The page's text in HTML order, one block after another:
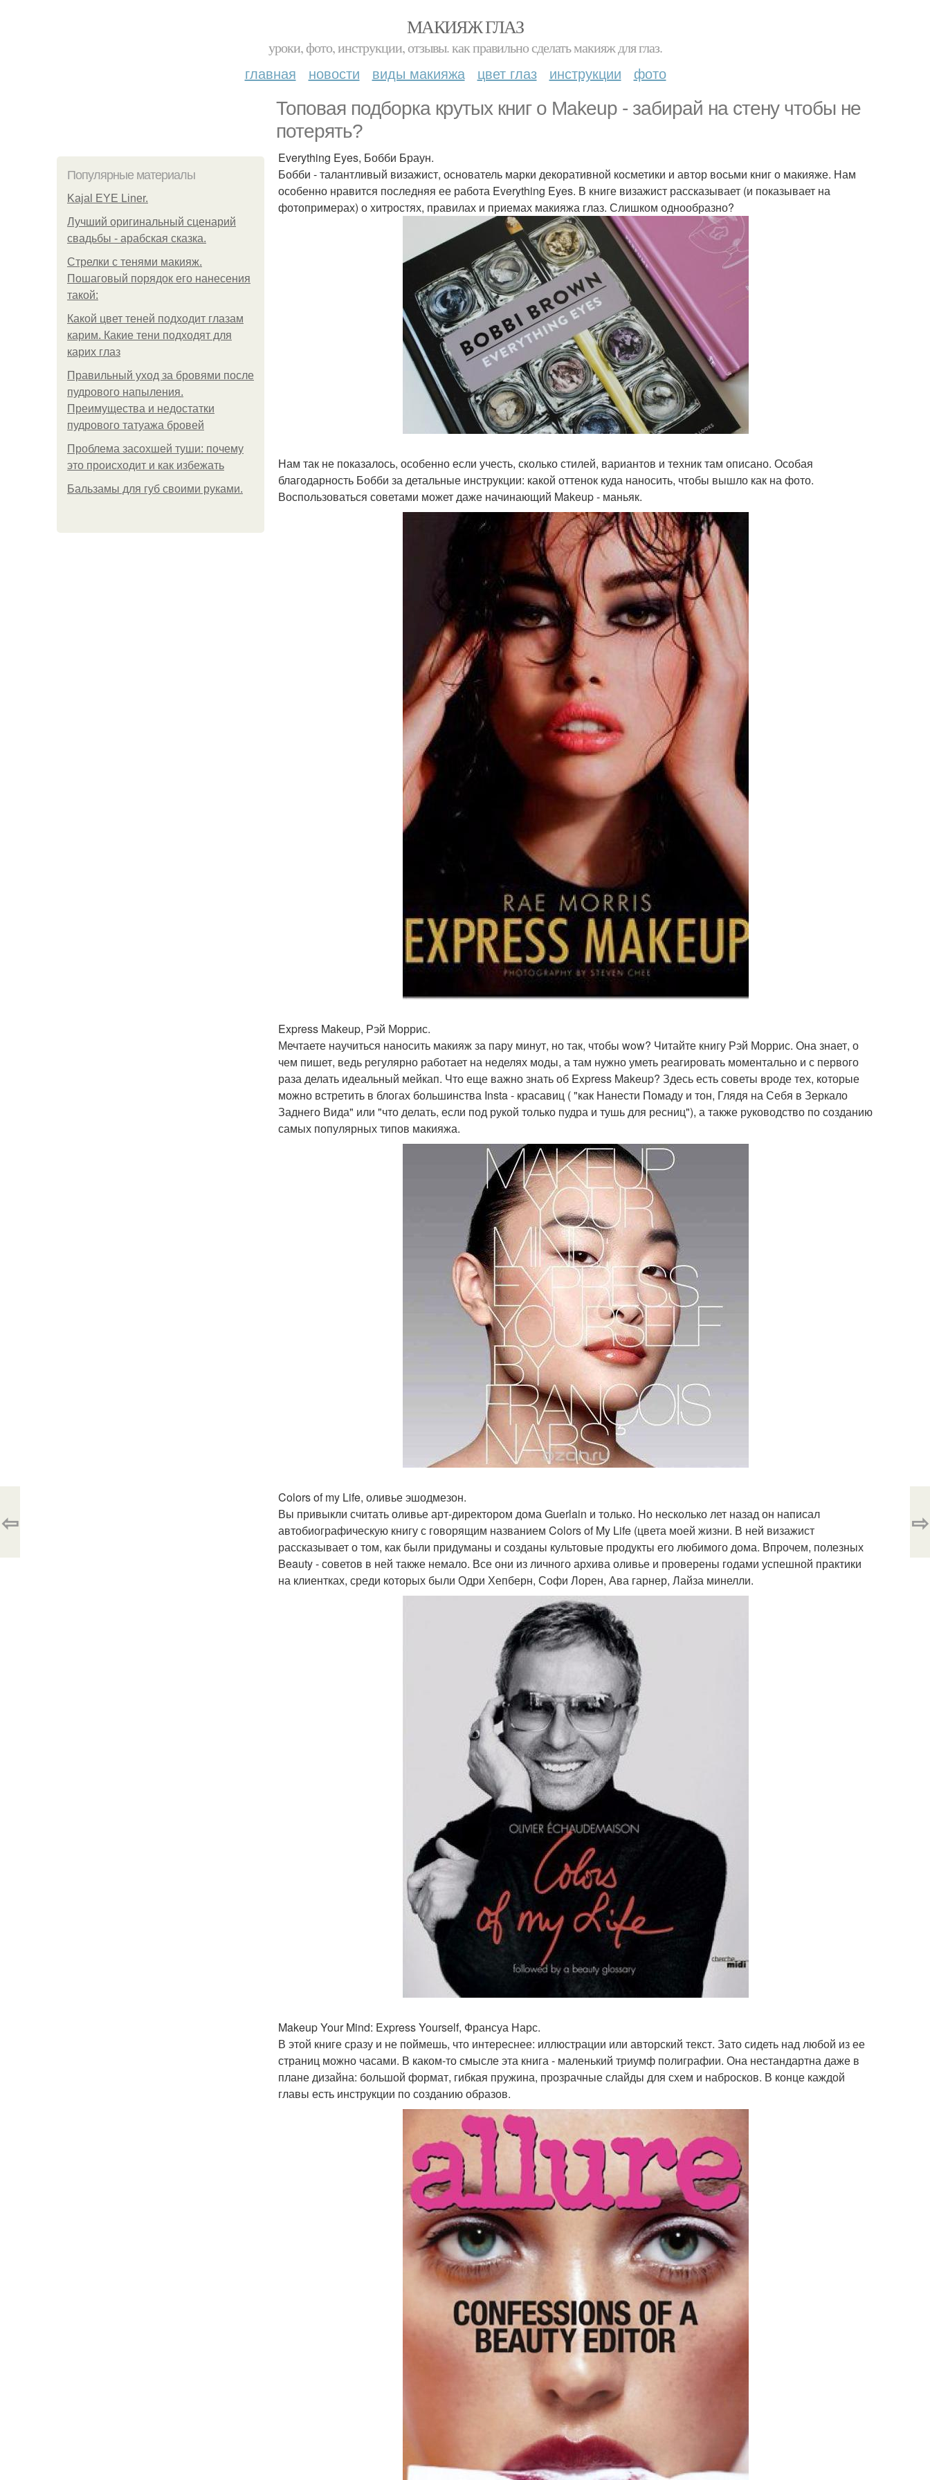
МАКИЯЖ ГЛАЗ
уроки, фото, инструкции, отзывы. как правильно сделать макияж для глаз.
главная новости виды макияжа цвет глаз инструкции фото
Топовая подборка крутых книг о Makeup - забирай на стену чтобы не
потерять?
Популярные материалы
Kajal EYE Liner.
Лучший оригинальный сценарий
свадьбы - арабская сказка.
Стрелки с тенями макияж.
Пошаговый порядок его нанесения
такой:
Какой цвет теней подходит глазам
карим. Какие тени подходят для
карих глаз
Правильный уход за бровями после
пудрового напыления.
Преимущества и недостатки
пудрового татуажа бровей
Проблема засохшей туши: почему
это происходит и как избежать
Бальзамы для губ своими руками.
Everything Eyes, Бобби Браун.
Бобби - талантливый визажист, основатель марки декоративной косметики и автор восьми книг о макияже. Нам
особенно нравится последняя ее работа Everything Eyes. В книге визажист рассказывает (и показывает на
фотопримерах) о хитростях, правилах и приемах макияжа глаз. Слишком однообразно?
Нам так не показалось, особенно если учесть, сколько стилей, вариантов и техник там описано. Особая
благодарность Бобби за детальные инструкции: какой оттенок куда наносить, чтобы вышло как на фото.
Воспользоваться советами может даже начинающий Makeup - маньяк.
Express Makeup, Рэй Моррис.
Мечтаете научиться наносить макияж за пару минут, но так, чтобы wow? Читайте книгу Рэй Моррис. Она знает, о
чем пишет, ведь регулярно работает на неделях моды, а там нужно уметь реагировать моментально и с первого
раза делать идеальный мейкап. Что еще важно знать об Express Makeup? Здесь есть советы вроде тех, которые
можно встретить в блогах большинства Insta - красавиц ( "как Нанести Помаду и тон, Глядя на Себя в Зеркало
Заднего Вида" или "что делать, если под рукой только пудра и тушь для ресниц"), а также руководство по созданию
самых популярных типов макияжа.
Colors of my Life, оливье эшодмезон.
Вы привыкли считать оливье арт-директором дома Guerlain и только. Но несколько лет назад он написал
автобиографическую книгу с говорящим названием Colors of My Life (цвета моей жизни. В ней визажист
рассказывает о том, как были придуманы и созданы культовые продукты его любимого дома. Впрочем, полезных
Beauty - советов в ней также немало. Все они из личного архива оливье и проверены годами успешной практики
на клиентках, среди которых были Одри Хепберн, Софи Лорен, Ава гарнер, Лайза минелли.
Makeup Your Mind: Express Yourself, Франсуа Нарс.
В этой книге сразу и не поймешь, что интереснее: иллюстрации или авторский текст. Зато сидеть над любой из ее
страниц можно часами. В каком-то смысле эта книга - маленький триумф полиграфии. Она нестандартна даже в
плане дизайна: большой формат, гибкая пружина, прозрачные слайды для схем и набросков. В конце каждой
главы есть инструкции по созданию образов.
⇦ ⇨